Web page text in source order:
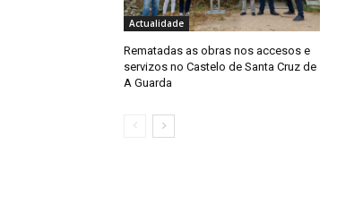
Actualidade
Rematadas as obras nos accesos e
servizos no Castelo de Santa Cruz de
A Guarda